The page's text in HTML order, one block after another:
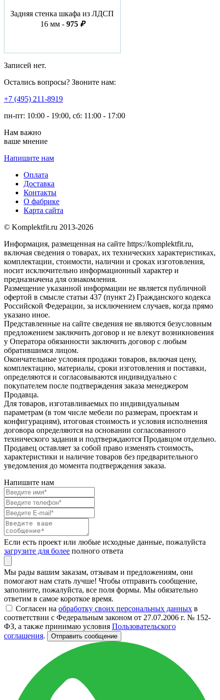
Задняя стенка шкафа из ЛДСП
16 мм - 975 ₽
Записей нет.
Остались вопросы? Звоните нам:
​+7 (495) 211-8919
пн-пт: 10:00 - 19:00, сб: 11:00 - 17:00
Нам важно
ваше мнение
Напишите нам
Оплата
Доставка
Контакты
О фабрике
Карта сайта
© Komplektfit.ru 2013-2026
Информация, размещенная на сайте https://komplektfit.ru,
включая сведения о товарах, их технических характеристиках,
комплектации, стоимости, наличии и сроках изготовления,
носит исключительно информационный характер и
предназначена для ознакомления.
Размещение указанной информации не является публичной
офертой в смысле статьи 437 (пункт 2) Гражданского кодекса
Российской Федерации, за исключением случаев, когда прямо
указано иное.
Представленные на сайте сведения не являются безусловным
предложением заключить договор и не влекут возникновения
у Оператора обязанности заключить договор с любым
обратившимся лицом.
Окончательные условия продажи товаров, включая цену,
комплектацию, материалы, сроки изготовления и поставки,
определяются и согласовываются индивидуально с
покупателем после подтверждения заказа менеджером
Продавца.
Для товаров, изготавливаемых по индивидуальным
параметрам (в том числе мебели по размерам, проектам и
конфигурациям), итоговая стоимость и условия исполнения
договора определяются на основании согласованного
технического задания и подтверждаются Продавцом отдельно.
Продавец оставляет за собой право изменять стоимость,
характеристики и наличие товаров без предварительного
уведомления до момента подтверждения заказа.
Напишите нам
Если есть проект или любые исходные данные, пожалуйста
загрузите для более полного ответа
Мы рады вашим заказам, отзывам и предложениям, они
помогают нам стать лучше! Чтобы отправить сообщение,
заполните, пожалуйста, все поля формы. Мы обязательно
ответим в самое короткое время.
Согласен на обработку своих персональных данных в
соответствии с Федеральным законом от 27.07.2006 г. № 152-
ФЗ, а также принимаю условия Пользовательского
соглашения. Отправить сообщение